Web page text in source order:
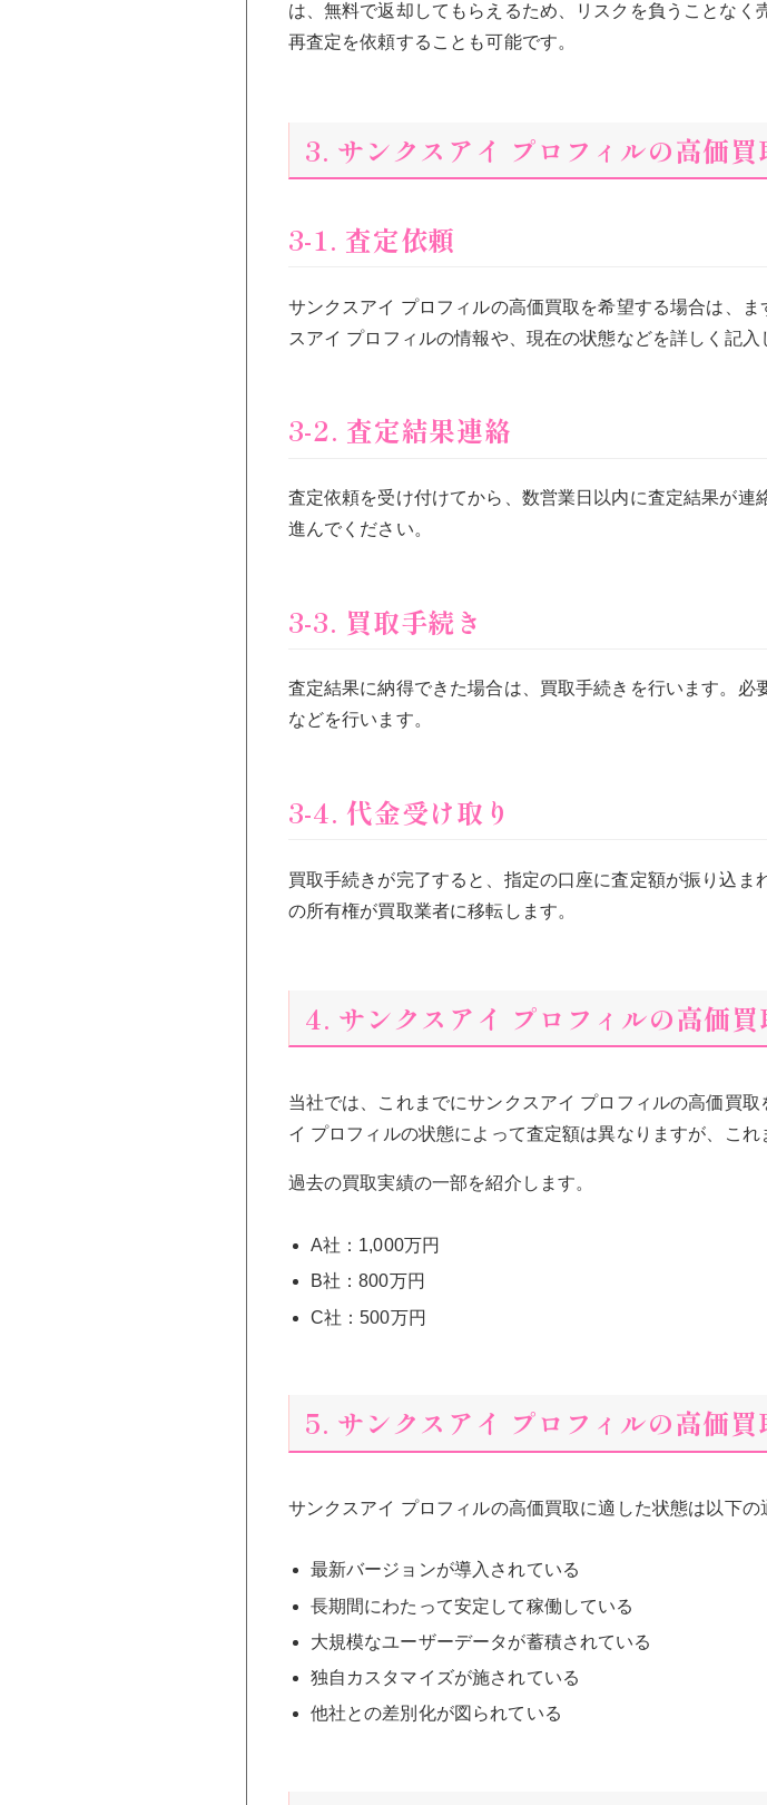
は、無料で返却してもらえるため、リスクを負うことなく
再査定を依頼することも可能です。
3. サンクスアイ プロフィルの高価買
3-1. 査定依頼
サンクスアイ プロフィルの高価買取を希望する場合は、
スアイ プロフィルの情報や、現在の状態などを詳しく記入
3-2. 査定結果連絡
査定依頼を受け付けてから、数営業日以内に査定結果が
進んでください。
3-3. 買取手続き
査定結果に納得できた場合は、買取手続きを行います。
などを行います。
3-4. 代金受け取り
買取手続きが完了すると、指定の口座に査定額が振り込
の所有権が買取業者に移転します。
4. サンクスアイ プロフィルの高価買
当社では、これまでにサンクスアイ プロフィルの高価買
イ プロフィルの状態によって査定額は異なりますが、こ
過去の買取実績の一部を紹介します。
A社：1,000万円
B社：800万円
C社：500万円
5. サンクスアイ プロフィルの高価
サンクスアイ プロフィルの高価買取に適した状態は以下の
最新バージョンが導入されている
長期間にわたって安定して稼働している
大規模なユーザーデータが蓄積されている
独自カスタマイズが施されている
他社との差別化が図られている